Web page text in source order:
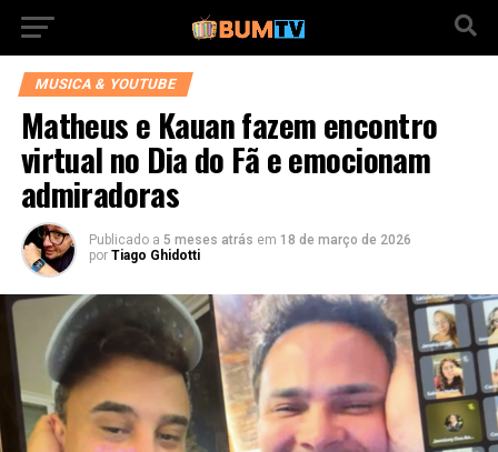
MUSICA & YOUTUBE
Matheus e Kauan fazem encontro
virtual no Dia do Fã e emocionam
admiradoras
Publicado a 5 meses atrás em 18 de março de 2026
por Tiago Ghidotti